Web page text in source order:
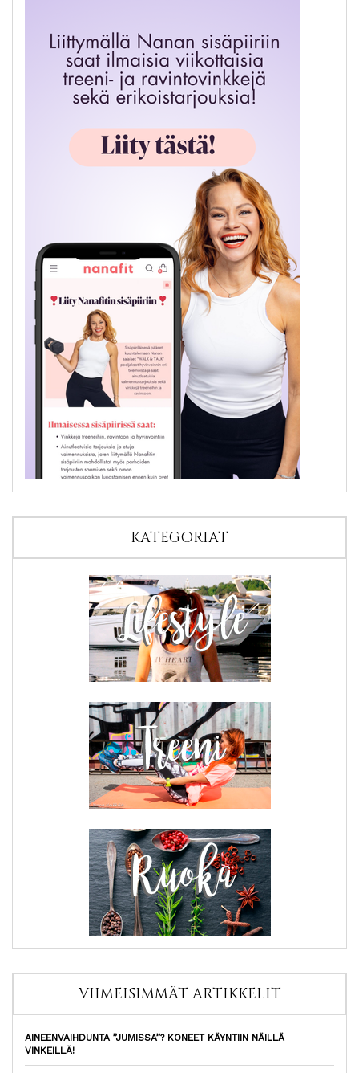
KATEGORIAT
VIIMEISIMMÄT ARTIKKELIT
AINEENVAIHDUNTA ”JUMISSA”? KONEET KÄYNTIIN NÄILLÄ
VINKEILLÄ!